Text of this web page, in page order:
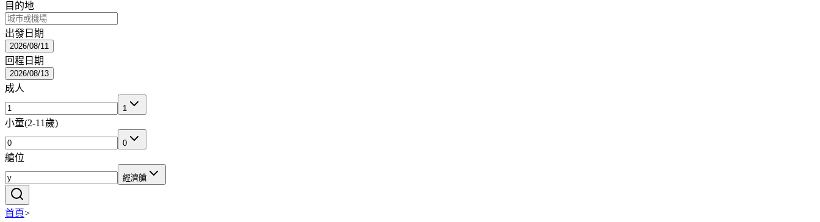
目的地
出發日期
2026/08/11
回程日期
2026/08/13
成人
1
小童(2-11歲)
0
艙位
經濟艙
首頁>